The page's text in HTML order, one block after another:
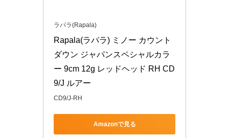
ラパラ(Rapala)
Rapala(ラパラ) ミノー カウント
ダウン ジャパンスペシャルカラ
ー 9cm 12g レッドヘッド RH CD
9/J ルアー
CD9/J-RH
Amazonで見る